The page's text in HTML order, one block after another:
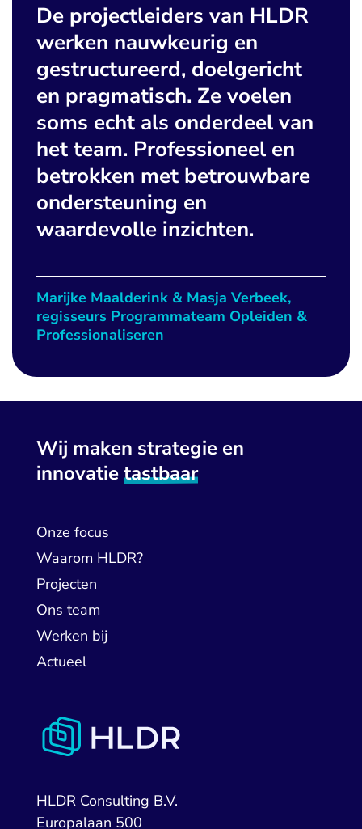
De projectleiders van HLDR
werken nauwkeurig en
gestructureerd, doelgericht
en pragmatisch. Ze voelen
soms echt als onderdeel van
het team. Professioneel en
betrokken met betrouwbare
ondersteuning en
waardevolle inzichten.
Marijke Maalderink & Masja Verbeek,
regisseurs Programmateam Opleiden &
Professionaliseren
Wij maken strategie en
innovatietastbaar
Onze focus
Waarom HLDR?
Projecten
Ons team
Werken bij
Actueel
HLDR Consulting B.V.
Europalaan 500